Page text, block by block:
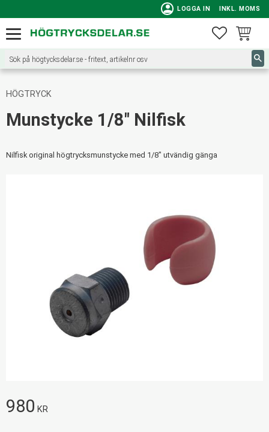
Meny
person LOGGA IN INKL. MOMS
HÖGTRYCK
Munstycke 1/8" Nilfisk
Nilfisk original högtrycksmunstycke med 1/8" utvändig gänga
980 KR